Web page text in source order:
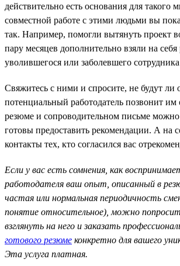
действительно есть основания для такого
совместной работе с этими людьми вы
так. Например, помогли вытянуть проект
пару месяцев дополнительно взяли на себя
уволившегося или заболевшего сотрудника
Свяжитесь с ними и спросите, не будут ли
потенциальный работодатель позвонит им
резюме и сопроводительном письме
готовы предоставить рекомендации. А на
контакты тех, кто согласился вас
Если у вас есть сомнения, как
работодателя ваш опыт, описанный в
частая или нормальная периодичность
понятие относительное), можно
взглянуть на него и заказать
готового резюме конкретно для вашего
Эта услуга платная.